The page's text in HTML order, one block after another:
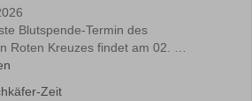
Blutspende-Termin des
Roten Kreuzes findet am 02. …